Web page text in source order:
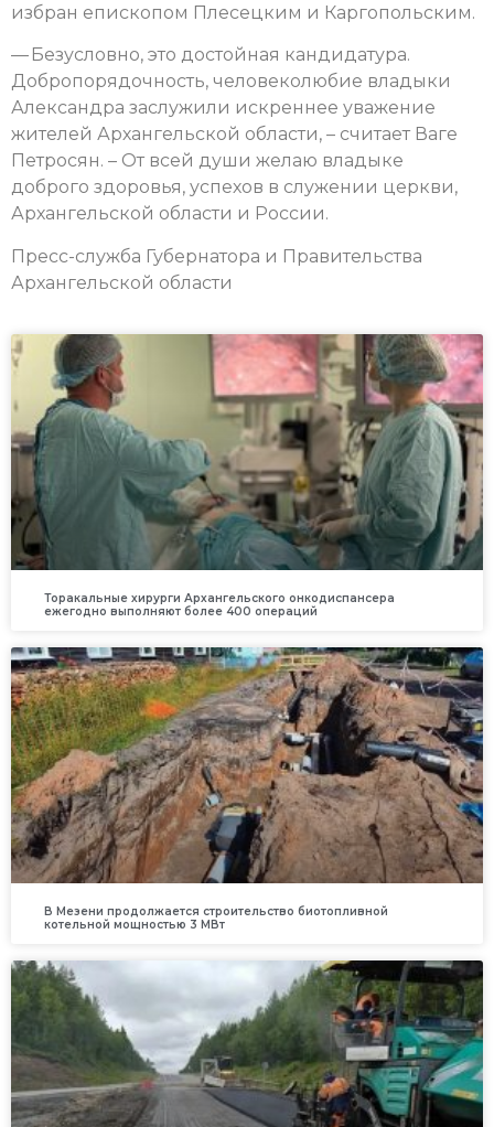
избран епископом Плесецким и Каргопольским.
— Безусловно, это достойная кандидатура.
Добропорядочность, человеколюбие владыки
Александра заслужили искреннее уважение
жителей Архангельской области, – считает Ваге
Петросян. – От всей души желаю владыке
доброго здоровья, успехов в служении церкви,
Архангельской области и России.
Пресс-служба Губернатора и Правительства
Архангельской области
Торакальные хирурги Архангельского онкодиспансера
ежегодно выполняют более 400 операций
В Мезени продолжается строительство биотопливной
котельной мощностью 3 МВт